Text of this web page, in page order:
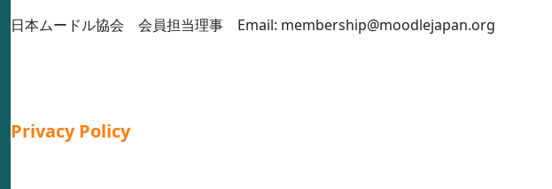
日本ムードル協会 会員担当理事 Email: membership@moodlejapan.org
Privacy Policy